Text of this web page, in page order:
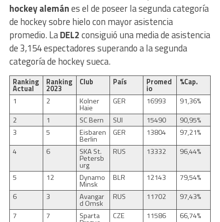
hockey alemánes el de poseer la segunda categoría
de hockey sobre hielo con mayor asistencia
promedio. LaDEL2consiguió una media de asistencia
de 3,154 espectadores superando a la segunda
categoría de hockey sueca.
Ranking
Actual
Ranking
2023
Club País Promed
io
%Cap.
1
2 Kolner
Haie
GER 16993
91,36%
2
1 SC Bern SUI 15490
90,95%
3
5 Eisbaren
Berlin
GER 13804
97,21%
4
6 SKA St.
Petersb
urg
RUS 13332 96,44%
5 12 Dynamo
Minsk
BLR 12143
79,54%
6
3 Avangar
d Omsk
RUS 11702
97,43%
7
7 Sparta CZE 11586
66,74%